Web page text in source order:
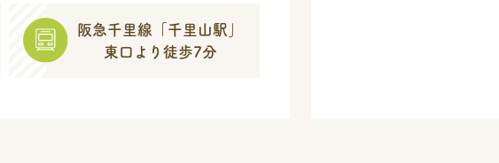
阪急千里線 「千里山駅」
東口より徒歩7分